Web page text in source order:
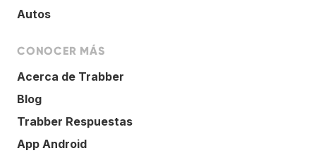
Autos
CONOCER MÁS
Acerca de Trabber
Blog
Trabber Respuestas
App Android